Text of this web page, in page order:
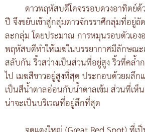
ดาวพฤหัสบดีโคจรรอบดวงอาทิตย์
ปี จึงขยับเข้าสู่กลุ่มดาวจักรราศีกลุ่มที่อยู่
ละกลุ่ม โดยประมาณ การหมุนรอบตัวเองอ
พฤหัสบดีทำให้เมฆในบรรยากาศมีลักษณะ
สลับกัน ริ้วสว่างเป็นส่วนที่อยู่สูง ริ้วที่คล้ำ
ไป เมฆสีขาวอยู่สูงที่สุด ประกอบด้วยผลึก
เป็นสีน้ำตาลอ่อนกับน้ำตาลเข้ม ส่วนที่เห็
น่าจะเป็นบริเวณที่อยู่ลึกที่สุด